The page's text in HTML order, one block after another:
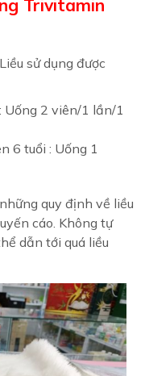
Trivitamin
sử dụng được
Uống 2 viên/1 lần/1
6 tuổi : Uống 1
quy định về liều
cáo. Không tự
dẫn tới quá liều